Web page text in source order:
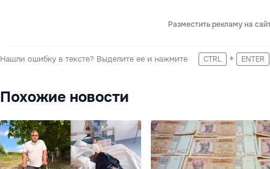
Разместить рекламу на
Нашли ошибку в тексте? Выделите ее и нажмите CTRL + ENTER
Похожие новости